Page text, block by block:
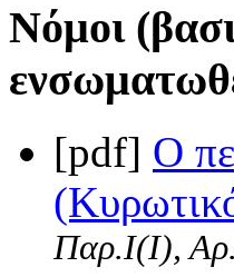
Νόμοι
[pdf] Ο
Παρ.Ι(I),